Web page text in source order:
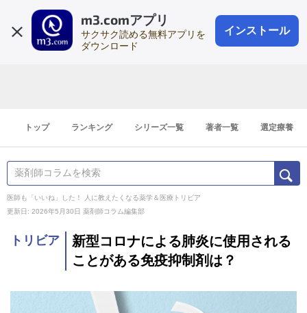
m3.comアプリ
サクサク読める無料アプリを
ダウンロード
インストール
会員登録
登録1分
トップ ランキング シリーズ一覧 著者一覧 選定療養
医師も「いいね」した！ 人に教えたくなる薬学＆医療トリビア
更新日: 2026年5月30日 薬剤師コラム編集部
トリビア
新型コロナによる肺炎に使用される
ことがある免疫抑制剤は？